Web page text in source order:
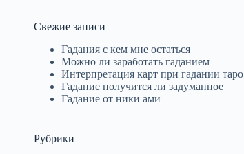
Свежие записи
Гадания с кем мне остаться
Можно ли заработать гаданием
Интерпретация карт при гадании таро
Гадание получится ли задуманное
Гадание от ники ами
Рубрики